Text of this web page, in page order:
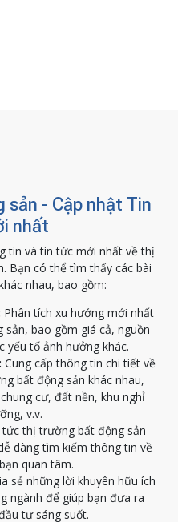
- Cập nhật Tin
nhất
tin và tin tức mới nhất về thị
Bạn có thể tìm thấy các bài
nhau, bao gồm:
Phân tích xu hướng mới nhất
bao gồm giá cả, nguồn
yếu tố ảnh hưởng khác.
Cung cấp thông tin chi tiết về
bất động sản khác nhau,
cư, đất nền, khu nghỉ
v.v.
tức thị trường bất động sản
dàng tìm kiếm thông tin về
quan tâm.
sẻ những lời khuyên hữu ích
ngành để giúp bạn đưa ra
tư sáng suốt.